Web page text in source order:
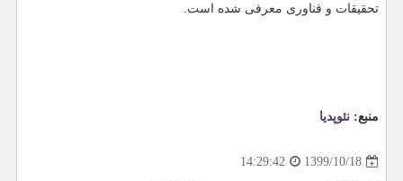
تحقیقات و فناوری معرفی شده است.
منبع: نئوپدیا
1399/10/18
14:29:42